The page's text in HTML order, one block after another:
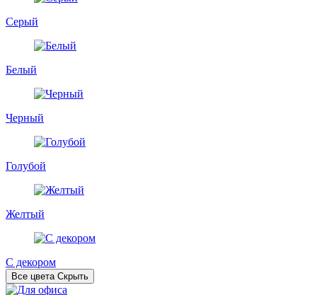
Серый
Белый
Черный
Голубой
Желтый
С декором
Все цвета Скрыть